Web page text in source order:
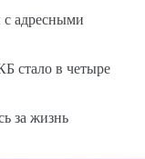
адресными
стало в четыре
за жизнь